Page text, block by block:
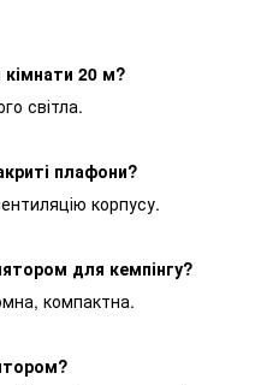
20 м?
світла.
плафони?
корпусу.
для кемпінгу?
компактна.